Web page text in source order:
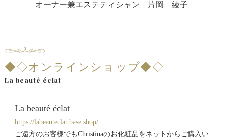
オーナー兼エステティシャン 片岡 綾子
La beauté éclat
◆◇オンラインショップ◆◇
La beauté éclat
https://labeauteclat.base.shop/
ご遠方のお客様でもChristinaのお化粧品をネットからご購入い